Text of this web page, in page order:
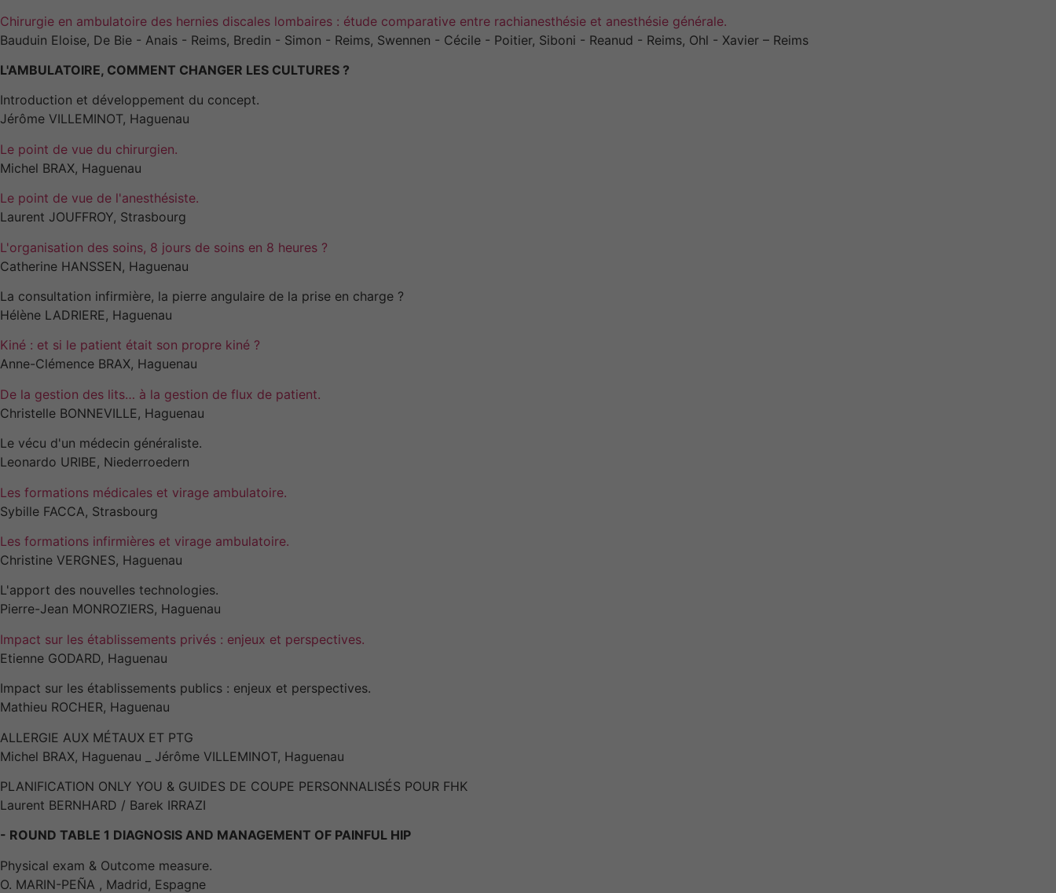
Chirurgie en ambulatoire des hernies discales lombaires : étude comparative entre rachianesthésie et anesthésie générale.
Bauduin Eloise, De Bie - Anais - Reims, Bredin - Simon - Reims, Swennen - Cécile - Poitier, Siboni - Reanud - Reims, Ohl - Xavier – Reims
L'AMBULATOIRE, COMMENT CHANGER LES CULTURES ?
Introduction et développement du concept.
Jérôme VILLEMINOT, Haguenau
Le point de vue du chirurgien.
Michel BRAX, Haguenau
Le point de vue de l'anesthésiste.
Laurent JOUFFROY, Strasbourg
L'organisation des soins, 8 jours de soins en 8 heures ?
Catherine HANSSEN, Haguenau
La consultation infirmière, la pierre angulaire de la prise en charge ?
Hélène LADRIERE, Haguenau
Kiné : et si le patient était son propre kiné ?
Anne-Clémence BRAX, Haguenau
De la gestion des lits… à la gestion de flux de patient.
Christelle BONNEVILLE, Haguenau
Le vécu d'un médecin généraliste.
Leonardo URIBE, Niederroedern
Les formations médicales et virage ambulatoire.
Sybille FACCA, Strasbourg
Les formations infirmières et virage ambulatoire.
Christine VERGNES, Haguenau
L'apport des nouvelles technologies.
Pierre-Jean MONROZIERS, Haguenau
Impact sur les établissements privés : enjeux et perspectives.
Etienne GODARD, Haguenau
Impact sur les établissements publics : enjeux et perspectives.
Mathieu ROCHER, Haguenau
ALLERGIE AUX MÉTAUX ET PTG
Michel BRAX, Haguenau _ Jérôme VILLEMINOT, Haguenau
PLANIFICATION ONLY YOU & GUIDES DE COUPE PERSONNALISÉS POUR FHK
Laurent BERNHARD / Barek IRRAZI
- ROUND TABLE 1 DIAGNOSIS AND MANAGEMENT OF PAINFUL HIP
Physical exam & Outcome measure.
O. MARIN-PEÑA , Madrid, Espagne